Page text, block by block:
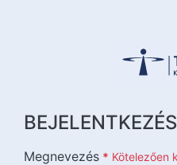
BEJELENTKEZÉS
Megnevezés * Kötelezően